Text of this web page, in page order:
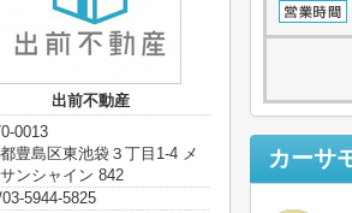
カーサ
出前不動産
0013
豊島区東池袋３丁目1-4 メ
ンシャイン 842
5944-5825